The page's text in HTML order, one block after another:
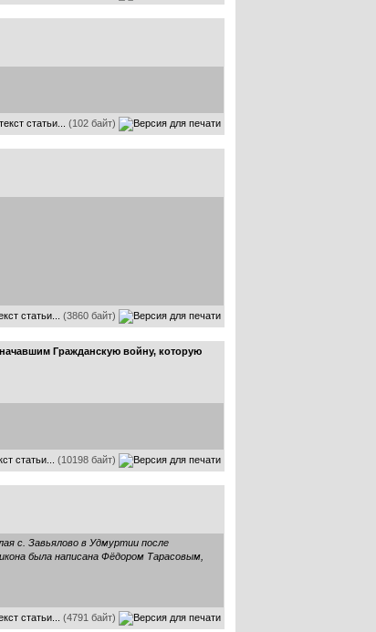
статьи... (102 байт)
статьи... (3860 байт)
Гражданскую войну, которую
статьи... (10198 байт)
с. Завьялово в Удмуртии после
была написана Фёдором Тарасовым,
статьи... (4791 байт)